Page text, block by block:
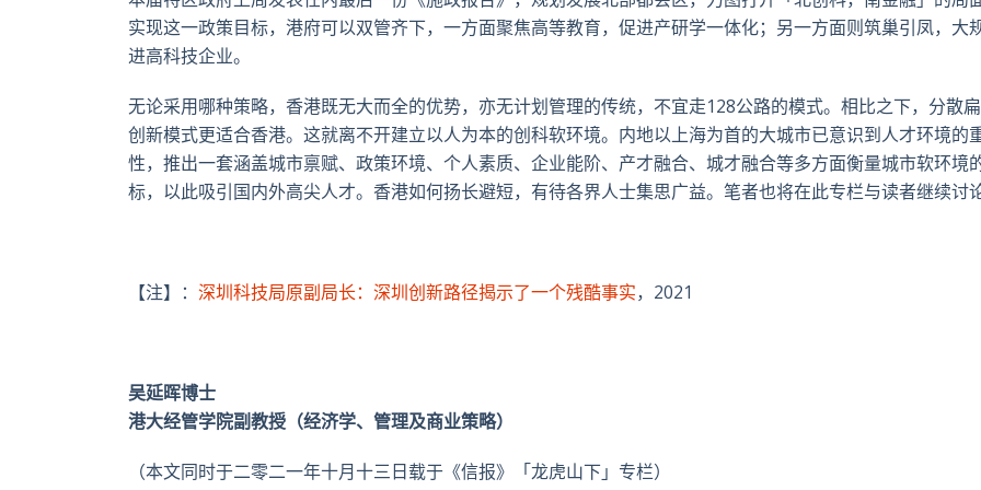
实现这一政策目标，港府可以双管齐下，一方面聚焦高等教育，促进产研学一体化；另一方面则筑巢引凤，大
进高科技企业。
无论采用哪种策略，香港既无大而全的优势，亦无计划管理的传统，不宜走128公路的模式。相比之下，分散
创新模式更适合香港。这就离不开建立以人为本的创科软环境。内地以上海为首的大城市已意识到人才环境的
性，推出一套涵盖城市禀赋、政策环境、个人素质、企业能阶、产才融合、城才融合等多方面衡量城市软环境
标，以此吸引国内外高尖人才。香港如何扬长避短，有待各界人士集思广益。笔者也将在此专栏与读者继续讨论
【注】： 深圳科技局原副局长：深圳创新路径揭示了一个残酷事实，2021
吴延晖博士
港大经管学院副教授（经济学、管理及商业策略）
（本文同时于二零二一年十月十三日载于《信报》「龙虎山下」专栏）